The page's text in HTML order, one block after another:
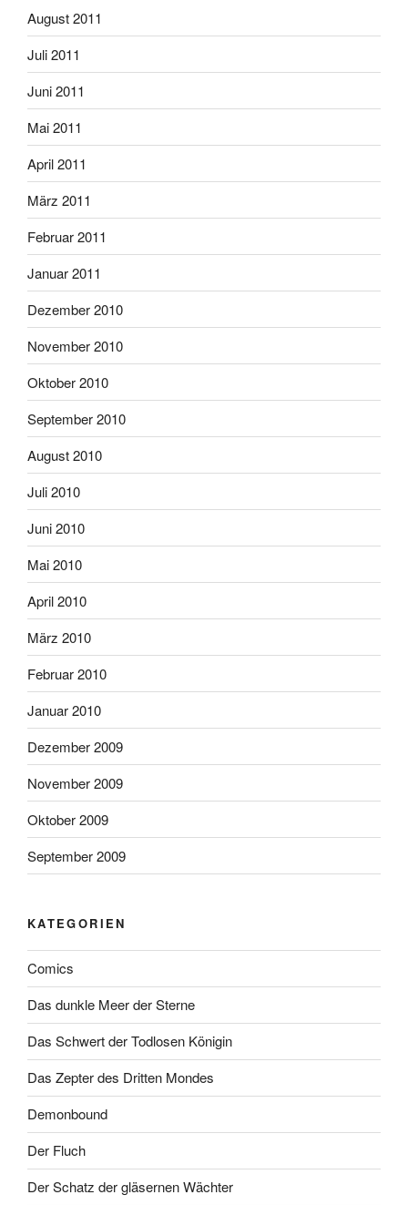
August 2011
Juli 2011
Juni 2011
Mai 2011
April 2011
März 2011
Februar 2011
Januar 2011
Dezember 2010
November 2010
Oktober 2010
September 2010
August 2010
Juli 2010
Juni 2010
Mai 2010
April 2010
März 2010
Februar 2010
Januar 2010
Dezember 2009
November 2009
Oktober 2009
September 2009
KATEGORIEN
Comics
Das dunkle Meer der Sterne
Das Schwert der Todlosen Königin
Das Zepter des Dritten Mondes
Demonbound
Der Fluch
Der Schatz der gläsernen Wächter